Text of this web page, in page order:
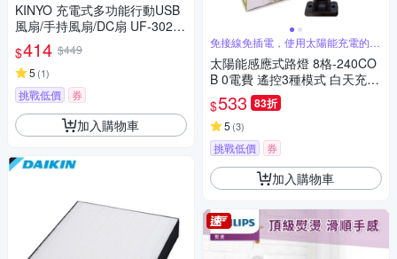
KINYO 充電式多功能行動USB
風扇/手持風扇/DC扇 UF-3024
可立/可夾/180度翻轉
$414 $449
5 (1)
挑戰低價 券
加入購物車
免接線免插電，使用太陽能充電的路
燈
太陽能感應式路燈 8格-240CO
B 0電費 遙控3種模式 白天充電
晚上亮燈 LED燈 太陽能燈 人體
感應 感應燈 太陽能 戶外燈
$533 83折
5 (3)
挑戰低價 券
加入購物車